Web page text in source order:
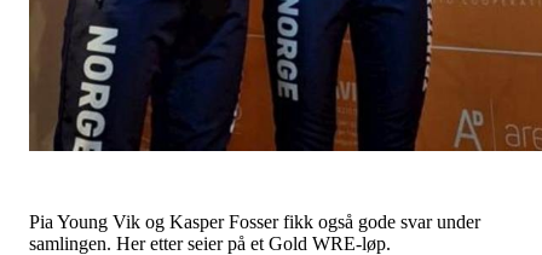
Pia Young Vik og Kasper Fosser fikk også gode svar under
samlingen. Her etter seier på et Gold WRE-løp.